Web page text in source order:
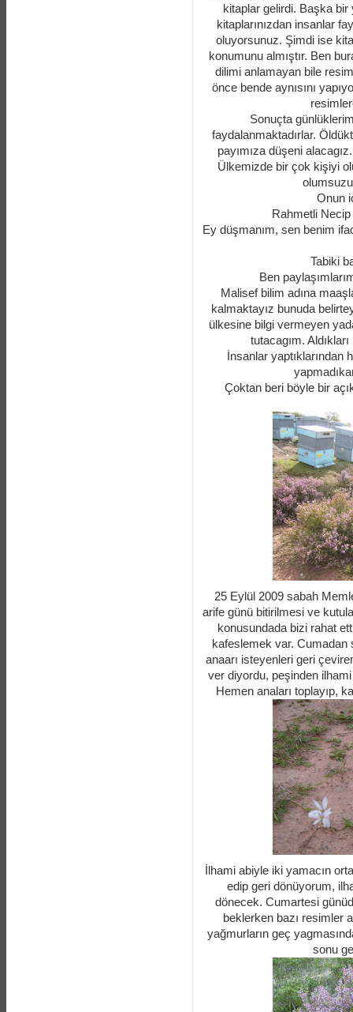
kitaplar gelirdi. Başka
kitaplarınızdan insanlar
oluyorsunuz. Şimdi ise
konumunu almıştır. Ben
dilimi anlamayan bile
önce bende aynısını
Sonuçta
faydalanmaktadırlar.
payımıza düşeni
Ülkemizde bir çok kişiyi
Onun
Rahmetli Necip
Ey düşmanım, sen benim
Tabiki
Ben
Malisef bilim adına
kalmaktayız bunuda
ülkesine bilgi vermeyen
tutacagım.
İnsanlar yaptıklarından
Çoktan beri böyle bir
25 Eylül 2009 sabah
arife günü bitirilmesi ve
konusundada bizi rahat
kafeslemek var. Cumadan
anaarı isteyenleri geri
ver diyordu, peşinden
Hemen anaları toplayıp,
İlhami abiyle iki yamacın
edip geri dönüyorum,
dönecek. Cumartesi
beklerken bazı resimler
yağmurların geç
sonu